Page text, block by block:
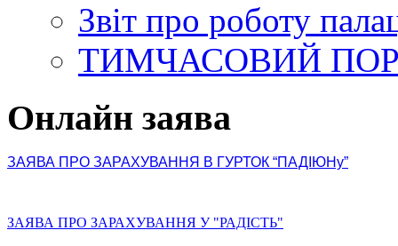
Звіт про роботу
ТИМЧАСОВИЙ
Онлайн заява
ЗАЯВА ПРО ЗАРАХУВАННЯ В ГУРТОК “ПАДІЮНу”
ЗАЯВА ПРО ЗАРАХУВАННЯ У "РАДІСТЬ"